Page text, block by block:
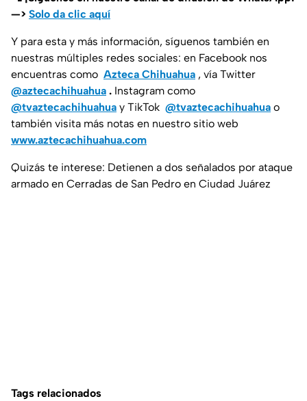
—> Solo da clic aquí
Y para esta y más información, síguenos también en
nuestras múltiples redes sociales: en Facebook nos
encuentras como Azteca Chihuahua , vía Twitter
@aztecachihuahua . Instagram como
@tvaztecachihuahua y TikTok @tvaztecachihuahua o
también visita más notas en nuestro sitio web
www.aztecachihuahua.com
Quizás te interese: Detienen a dos señalados por ataque
armado en Cerradas de San Pedro en Ciudad Juárez
Tags relacionados